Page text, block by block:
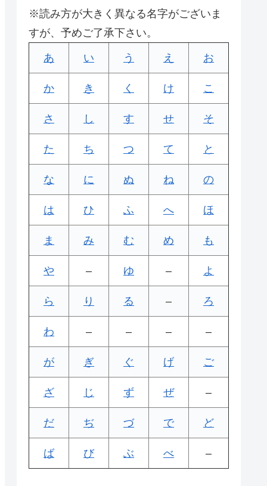
※読み方が大きく異なる名字がございま
すが、予めご了承下さい。
あ い う え お
か き く け こ
さ し す せ そ
た ち つ て と
な に ぬ ね の
は ひ ふ へ ほ
ま み む め も
や – ゆ – よ
ら り る – ろ
わ – – – –
が ぎ ぐ げ ご
ざ じ ず ぜ –
だ ぢ づ で ど
ば び ぶ べ –